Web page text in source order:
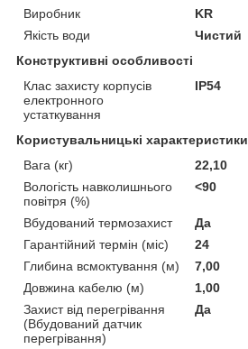
Виробник
KR
Якість води
Чистий
Конструктивні особливості
Клас захисту корпусів
електронного
устаткування
IP54
Користувальницькі характеристики
Вага (кг)
22,10
Вологість навколишнього
повітря (%)
<90
Вбудований термозахист
Да
Гарантійний термін (міс)
24
Глибина всмоктування (м)
7,00
Довжина кабелю (м)
1,00
Захист від перегрівання
(Вбудований датчик
перегрівання)
Да